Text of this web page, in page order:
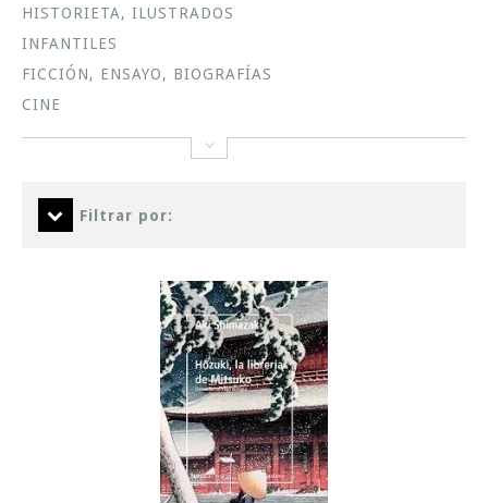
HISTORIETA, ILUSTRADOS
INFANTILES
FICCIÓN, ENSAYO, BIOGRAFÍAS
CINE
Filtrar por: